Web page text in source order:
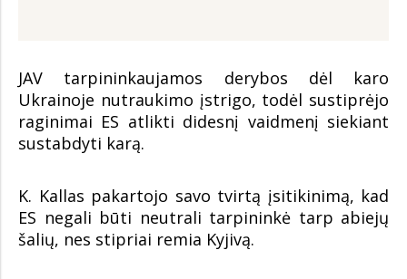
JAV tarpininkaujamos derybos dėl karo
Ukrainoje nutraukimo įstrigo, todėl sustiprėjo
raginimai ES atlikti didesnį vaidmenį siekiant
sustabdyti karą.
K. Kallas pakartojo savo tvirtą įsitikinimą, kad
ES negali būti neutrali tarpininkė tarp abiejų
šalių, nes stipriai remia Kyjivą.